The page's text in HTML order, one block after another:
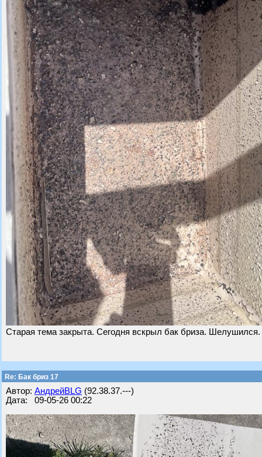
Старая тема закрыта. Сегодня вскрыл бак бриза. Шелушился.
Re: Бак бриз 17
Автор: АндрейBLG (92.38.37.---)
Дата: 09-05-26 00:22